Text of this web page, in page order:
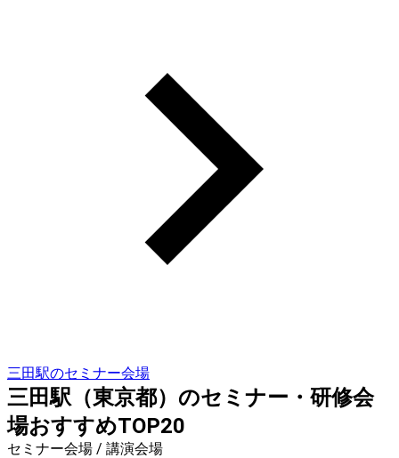
三田駅のセミナー会場
三田駅（東京都）のセミナー・研修会
場おすすめTOP20
セミナー会場 / 講演会場